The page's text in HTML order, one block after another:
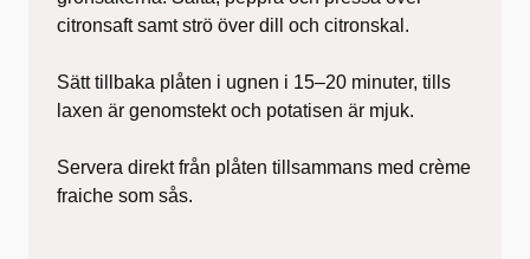
citronsaft samt strö över dill och citronskal.
Sätt tillbaka plåten i ugnen i 15–20 minuter, tills
laxen är genomstekt och potatisen är mjuk.
Servera direkt från plåten tillsammans med crème
fraiche som sås.